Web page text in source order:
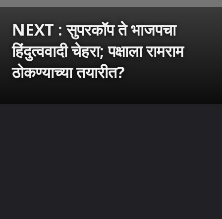
NEXT : सुपरकॉप ते भाजपचा
हिंदुत्ववादी चेहरा; पक्षाला रामराम
ठोकण्याच्या तयारीत?